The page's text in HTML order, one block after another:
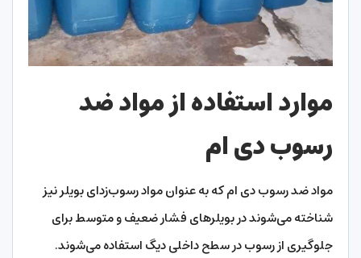
موارد استفاده از مواد ضد
رسوب دی ام
مواد ضد رسوب دی ام که به عنوان مواد رسوب‌زدای بویلر نیز
شناخته می‌شوند در بویلرهای فشار ضعیف و متوسط برای
جلوگیری از رسوب در سطح داخلی دیگ استفاده می‌شوند.